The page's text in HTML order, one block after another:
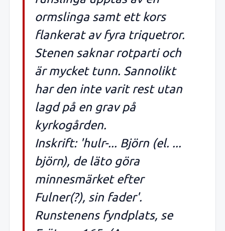
ormslinga samt ett kors
flankerat av fyra triquetror.
Stenen saknar rotparti och
är mycket tunn. Sannolikt
har den inte varit rest utan
lagd på en grav på
kyrkogården.
Inskrift: 'hulr-... Björn (el. ...
björn), de läto göra
minnesmärket efter
Fulner(?), sin fader'.
Runstenens fyndplats, se